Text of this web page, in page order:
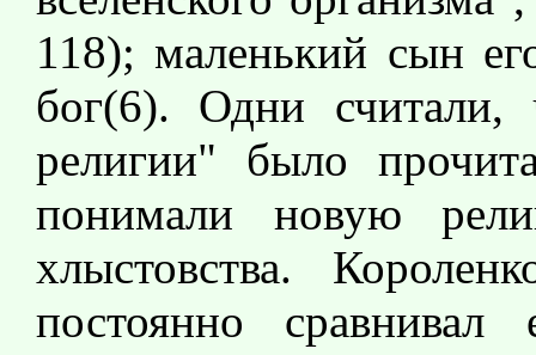
118); маленький сын
бог(6). Одни считали,
религии" было
понимали новую
хлыстовства.
постоянно